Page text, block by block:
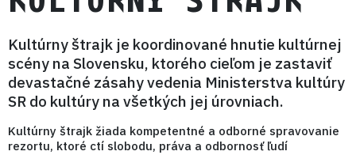
Kultúrny štrajk je koordinované hnutie kultúrnej
scény na Slovensku, ktorého cieľom je zastaviť
devastačné zásahy vedenia Ministerstva kultúry
SR do kultúry na všetkých jej úrovniach.
Kultúrny štrajk žiada kompetentné a odborné spravovanie
rezortu, ktoré ctí slobodu, práva a odbornosť ľudí